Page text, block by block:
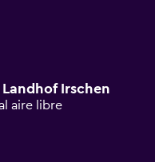
Irschen
aire libre